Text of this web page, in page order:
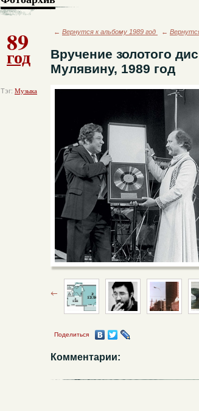
89
год
Тэг: Музыка
← Вернутся к альбому 1989 год ←
Вручение золотого
Мулявину, 1989 год
Поделиться
Комментарии: